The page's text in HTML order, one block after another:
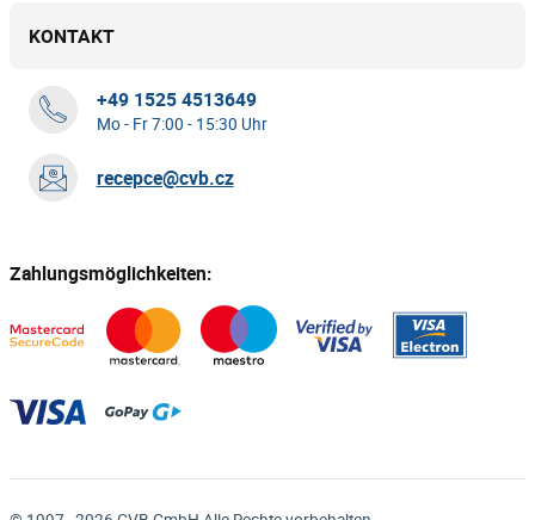
KONTAKT
+49 1525 4513649
Mo - Fr 7:00 - 15:30 Uhr
recepce@cvb.cz
Zahlungsmöglichkeiten: